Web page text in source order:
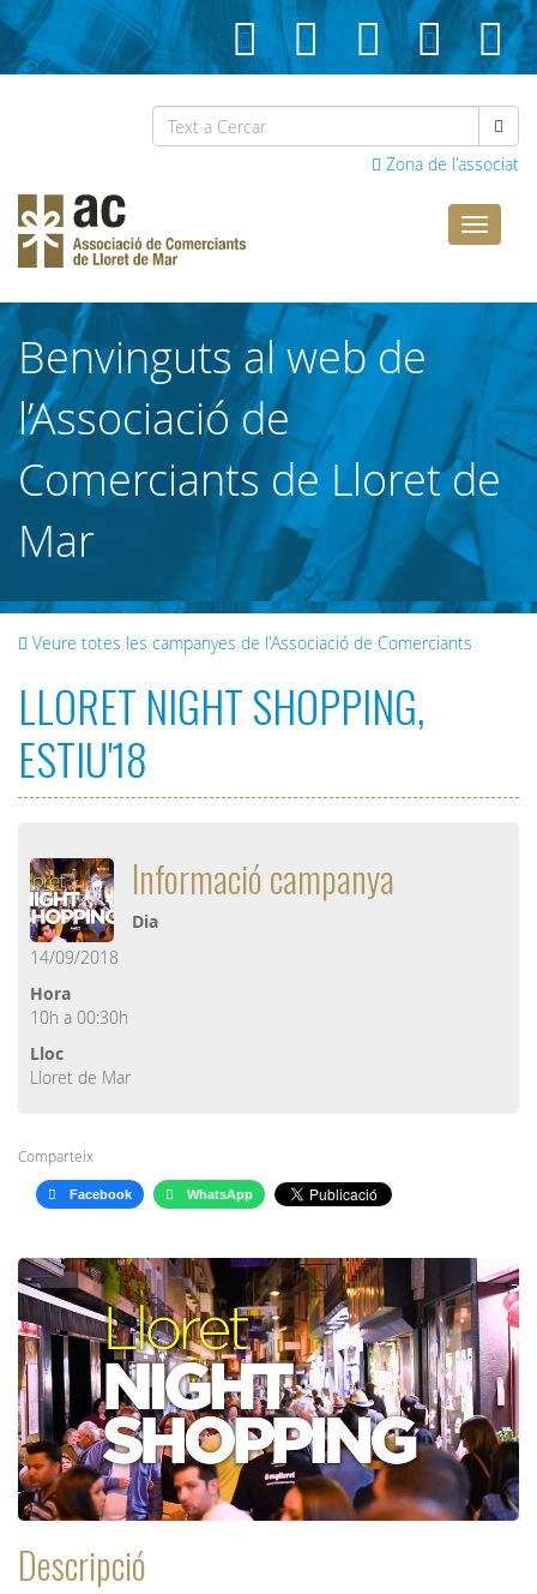
Zona de l'associat
Lloret
Benvinguts al web de
l’Associació de
Comerciants de Lloret de
Mar
Veure totes les campanyes de l'Associació de Comerciants
LLORET NIGHT SHOPPING,
ESTIU'18
Informació campanya
Dia
14/09/2018
Hora
10h a 00:30h
Lloc
Lloret de Mar
Comparteix
Facebook WhatsApp
Descripció